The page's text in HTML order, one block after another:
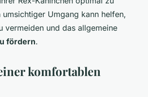
umsichtiger Umgang kann helfen,
vermeiden und das allgemeine
fördern.
komfortablen